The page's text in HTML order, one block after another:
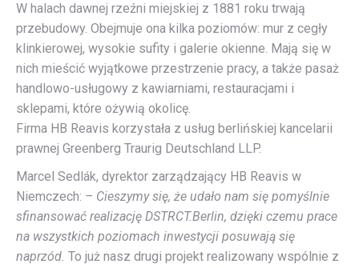
W halach dawnej rzeźni miejskiej z 1881 roku trwają
przebudowy. Obejmuje ona kilka poziomów: mur z cegły
klinkierowej, wysokie sufity i galerie okienne. Mają się w
nich mieścić wyjątkowe przestrzenie pracy, a także pasaż
handlowo-usługowy z kawiarniami, restauracjami i
sklepami, które ożywią okolicę.
Firma HB Reavis korzystała z usług berlińskiej kancelarii
prawnej Greenberg Traurig Deutschland LLP.
Marcel Sedlák, dyrektor zarządzający HB Reavis w
Niemczech: – Cieszymy się, że udało nam się pomyślnie
sfinansować realizację DSTRCT.Berlin, dzięki czemu prace
na wszystkich poziomach inwestycji posuwają się
naprzód. To już nasz drugi projekt realizowany wspólnie z